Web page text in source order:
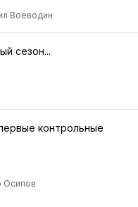
Воеводин
сезон...
контрольные
Осипов